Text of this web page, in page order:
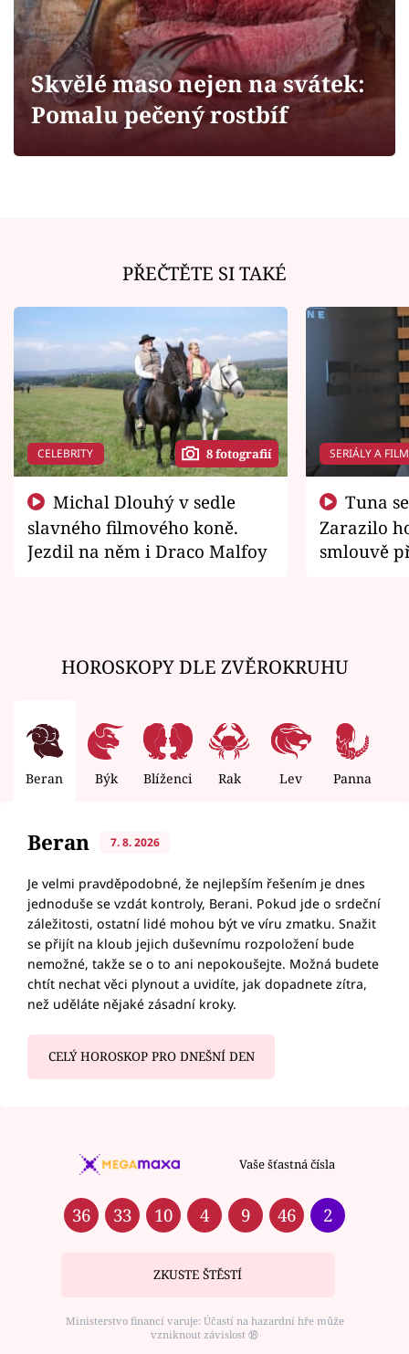
Sledujte prima+
Filmový festival Karlovy Vary
Sledujte nás
Skvělé maso nejen na svátek:
Pomalu pečený rostbíf
PŘEČTĚTE SI TAKÉ
CELEBRITY 8 fotografií
slavného filmového koně.
Jezdil na něm i Draco Malfoy
SERIÁLY A
Zarazilo
smlouvě
HOROSKOPY DLE ZVĚROKRUHU
Beran Býk Blíženci Rak Lev Panna
Beran 7. 8. 2026
Je velmi pravděpodobné, že nejlepším řešením je dnes
jednoduše se vzdát kontroly, Berani. Pokud jde o srdeční
záležitosti, ostatní lidé mohou být ve víru zmatku. Snažit
se přijít na kloub jejich duševnímu rozpoložení bude
nemožné, takže se o to ani nepokoušejte. Možná budete
chtít nechat věci plynout a uvidíte, jak dopadnete zítra,
než uděláte nějaké zásadní kroky.
CELÝ HOROSKOP PRO DNEŠNÍ DEN
Vaše šťastná čísla
36 33 10 4 9 46 2
ZKUSTE ŠTĚSTÍ
Ministerstvo financí varuje: Účastí na hazardní hře může
vzniknout závislost ⑱